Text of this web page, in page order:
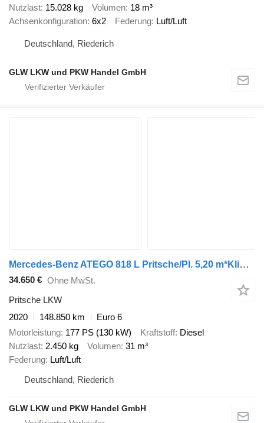
Nutzlast 15.028 kg Volumen 18 m³
Achsenkonfiguration 6x2 Federung Luft/Luft
Deutschland, Riederich
GLW LKW und PKW Handel GmbH
Mercedes-Benz ATEGO 818 L Pritsche/Pl. 5,20 m*Klima*EURO 6 D
34.650 € Ohne MwSt.
Pritsche LKW
2020
148.850 km
Euro 6
Motorleistung 177 PS (130 kW) Kraftstoff Diesel
Nutzlast 2.450 kg Volumen 31 m³
Federung Luft/Luft
Deutschland, Riederich
GLW LKW und PKW Handel GmbH